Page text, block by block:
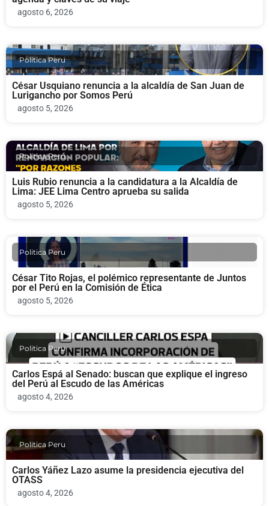
agosto 6, 2026
Politica Peru
César Usquiano renuncia a la alcaldía de San Juan de
Lurigancho por Somos Perú
agosto 5, 2026
Politica Peru
Luis Rubio renuncia a la candidatura a la Alcaldía de
Lima: JEE Lima Centro aprueba su salida
agosto 5, 2026
Politica Peru
César Tito Rojas, el polémico representante de Juntos
por el Perú en la Comisión de Ética
agosto 5, 2026
Politica Peru
Carlos Espá al Senado: buscan que explique el ingreso
del Perú al Escudo de las Américas
agosto 4, 2026
Politica Peru
Carlos Yáñez Lazo asume la presidencia ejecutiva del
OTASS
agosto 4, 2026